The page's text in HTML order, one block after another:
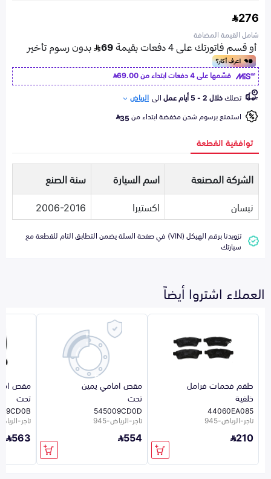
276
شامل القيمة المضافة
قسّمها على 4 دفعات ابتداء من
69.00
تصلكخلال 2 - 5 أيام عمل الى الرياض
استمتع برسوم شحن مخفضة ابتداء من35
توافقية القطعة
الشركة المصنعة اسم السيارة
سنة الصنع
نيسان
اكستيرا 2006-2016
تزويدنا برقم الهيكل (VIN) في صفحة السلة يضمن التطابق التام للقطعة مع
سيارتك
العملاء اشتروا أيضاً
طقم فحمات فرامل
خلفية
44060EA085
تاجر-الرياض-945
210
مقص امامي يمين
تحت
545009CD0D
تاجر-الرياض-945
554
مقص
تحت
تاجر-الرياض-
563